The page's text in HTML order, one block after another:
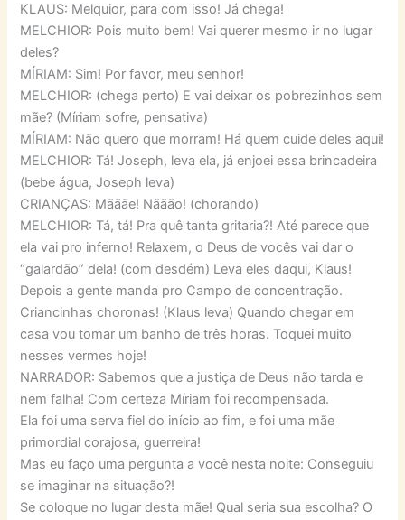
KLAUS: Melquior, para com isso! Já chega!
MELCHIOR: Pois muito bem! Vai querer mesmo ir no lugar
deles?
MÍRIAM: Sim! Por favor, meu senhor!
MELCHIOR: (chega perto) E vai deixar os pobrezinhos sem
mãe? (Míriam sofre, pensativa)
MÍRIAM: Não quero que morram! Há quem cuide deles aqui!
MELCHIOR: Tá! Joseph, leva ela, já enjoei essa brincadeira
(bebe água, Joseph leva)
CRIANÇAS: Mãããe! Nããão! (chorando)
MELCHIOR: Tá, tá! Pra quê tanta gritaria?! Até parece que
ela vai pro inferno! Relaxem, o Deus de vocês vai dar o
“galardão” dela! (com desdém) Leva eles daqui, Klaus!
Depois a gente manda pro Campo de concentração.
Criancinhas choronas! (Klaus leva) Quando chegar em
casa vou tomar um banho de três horas. Toquei muito
nesses vermes hoje!
NARRADOR: Sabemos que a justiça de Deus não tarda e
nem falha! Com certeza Míriam foi recompensada.
Ela foi uma serva fiel do início ao fim, e foi uma mãe
primordial corajosa, guerreira!
Mas eu faço uma pergunta a você nesta noite: Conseguiu
se imaginar na situação?!
Se coloque no lugar desta mãe! Qual seria sua escolha? O